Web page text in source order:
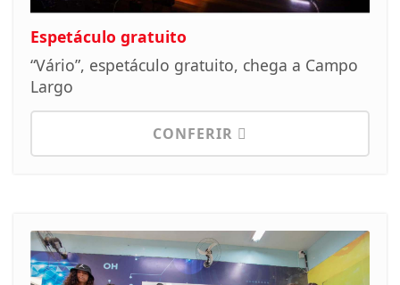
Espetáculo gratuito
“Vário”, espetáculo gratuito, chega a Campo
Largo
CONFERIR